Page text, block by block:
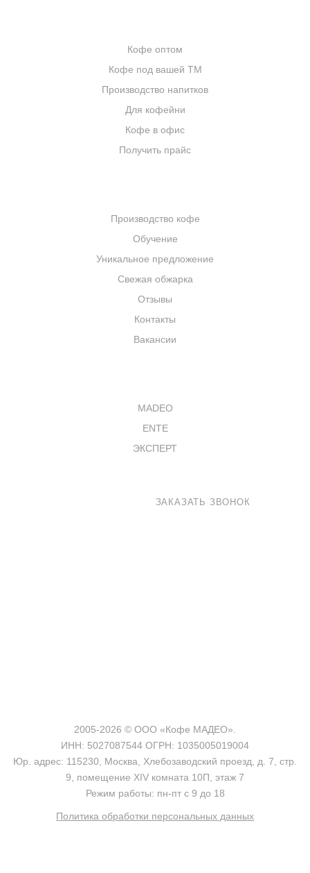
Кофе оптом
Кофе под вашей ТМ
Производство напитков
Для кофейни
Кофе в офис
Получить прайс
Производство кофе
Обучение
Уникальное предложение
Свежая обжарка
Отзывы
Контакты
Вакансии
MADEO
ENTE
ЭКСПЕРТ
ЗАКАЗАТЬ ЗВОНОК
2005-2026 © ООО «Кофе МАДЕО».
ИНН: 5027087544 ОГРН: 1035005019004
Юр. адрес: 115230, Москва, Хлебозаводский проезд, д. 7, стр.
9, помещение XIV комната 10П, этаж 7
Режим работы: пн-пт с 9 до 18
Политика обработки персональных данных